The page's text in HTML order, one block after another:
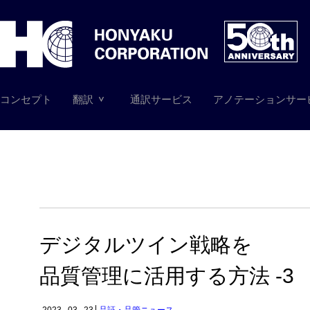
コンセプト 翻訳 通訳サービス アノテーションサー
デジタルツイン戦略を
品質管理に活用する方法 -3